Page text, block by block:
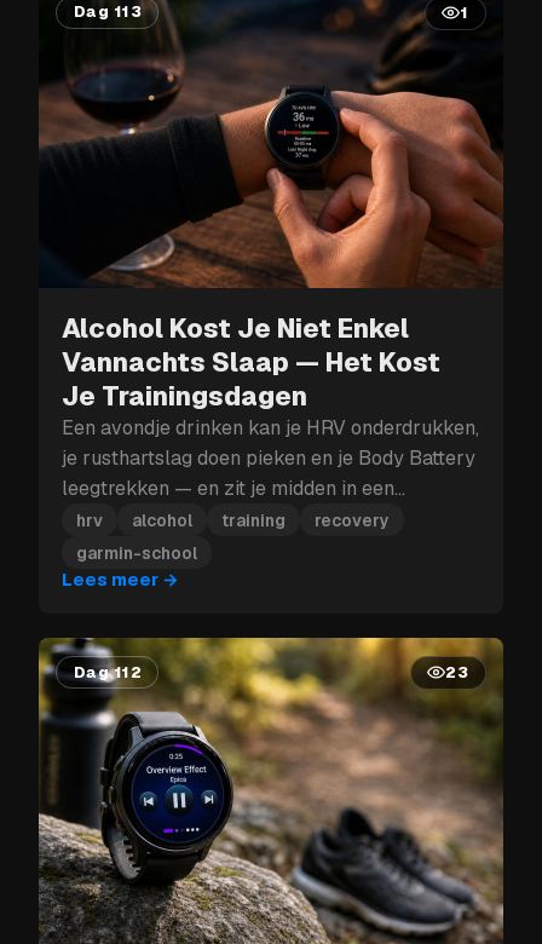
Dag 113 1
Alcohol Kost Je Niet Enkel
Vannachts Slaap — Het Kost
Je Trainingsdagen
Een avondje drinken kan je HRV onderdrukken,
je rusthartslag doen pieken en je Body Battery
leegtrekken — en zit je midden in een
trainingsblok, dan kan die herstelklap je meer
kosten dan enkel morgen.
hrv alcohol training
recovery
garmin-school
Lees meer →
Dag 112 23